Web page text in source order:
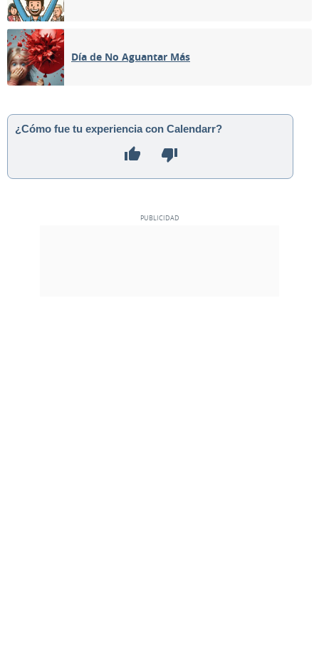
Día de No Aguantar Más
¿Cómo fue tu experiencia con Calendarr?